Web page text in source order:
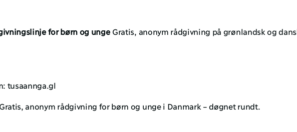
for børn og unge Gratis, anonym rådgivning på grønlandsk og
tusaannga.gl
anonym rådgivning for børn og unge i Danmark – døgnet rundt.